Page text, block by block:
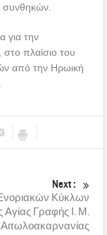
συνθηκών.
για την
πλαίσιο του
από την Ηρωική
Next :
Κύκλων
Αγίας Γραφής Ι. Μ.
Αιτωλοακαρνανίας